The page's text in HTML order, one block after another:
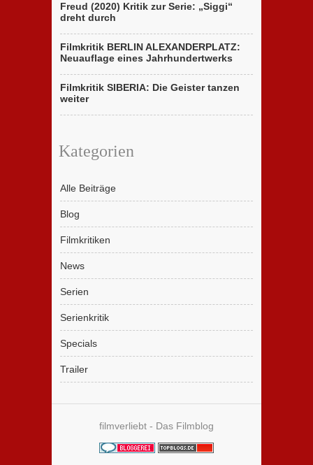
Freud (2020) Kritik zur Serie: „Siggi“
dreht durch
Filmkritik BERLIN ALEXANDERPLATZ:
Neuauflage eines Jahrhundertwerks
Filmkritik SIBERIA: Die Geister tanzen
weiter
Kategorien
Alle Beiträge
Blog
Filmkritiken
News
Serien
Serienkritik
Specials
Trailer
filmverliebt - Das Filmblog